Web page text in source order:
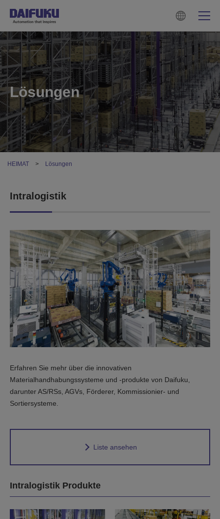
Lösungen
HEIMAT Lösungen
Intralogistik
Erfahren Sie mehr über die innovativen
Materialhandhabungssysteme und -produkte von Daifuku,
darunter AS/RSs, AGVs, Förderer, Kommissionier- und
Sortiersysteme.
Liste ansehen
Intralogistik Produkte